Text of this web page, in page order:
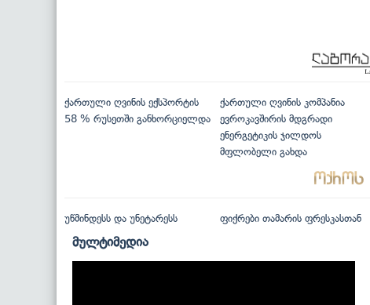
ქართული ღვინის ექსპორტის
58 % რუსეთში განხორციელდა
ქართული ღვინის კომპანია
ევროკავშირის მდგრადი
ენერგეტიკის ჯილდოს
მფლობელი გახდა
უწმინდესს და უნეტარესს ფიქრები თამარის ფრესკასთან
მულტიმედია